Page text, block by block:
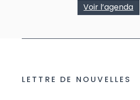
Voir l’agenda
LETTRE DE NOUVELLES